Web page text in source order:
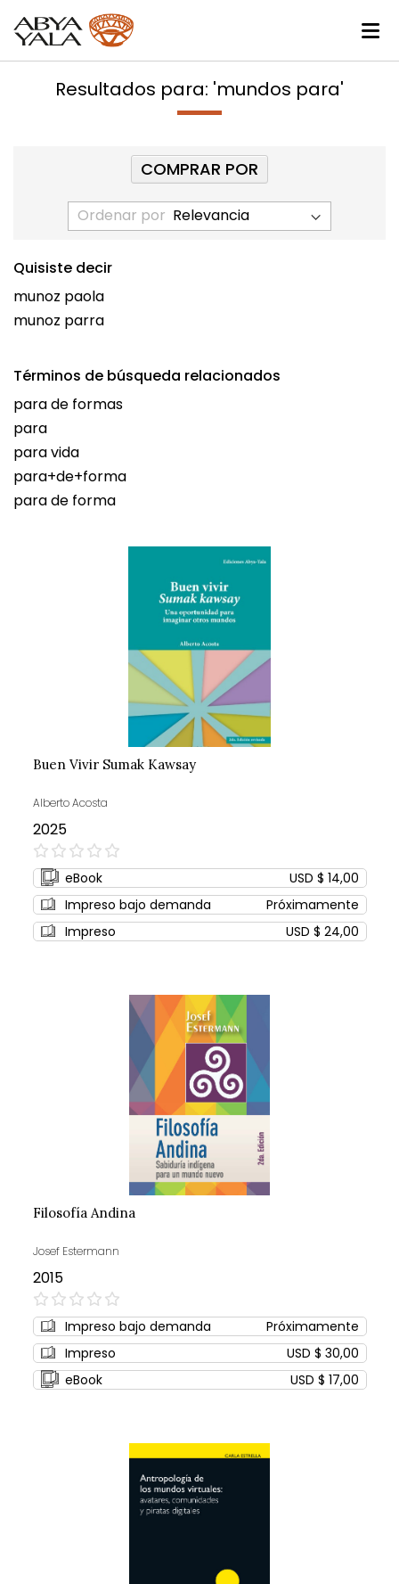
Resultados para: 'mundos para'
Ordenar por
Quisiste decir
munoz paola
munoz parra
Términos de búsqueda relacionados
para de formas
para
para vida
para+de+forma
para de forma
Buen Vivir Sumak Kawsay
Alberto Acosta
2025
0%
eBook
USD $ 14,00
Impreso bajo demanda
Próximamente
Impreso
USD $ 24,00
Filosofía Andina
Josef Estermann
2015
0%
Impreso bajo demanda
Próximamente
Impreso
USD $ 30,00
eBook
USD $ 17,00
COMPRAR POR